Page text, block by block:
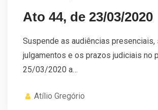
Ato 44, de 23/03/2020
Suspende as audiências
julgamentos e os prazos judiciais no
25/03/2020 a…
Atílio Gregório